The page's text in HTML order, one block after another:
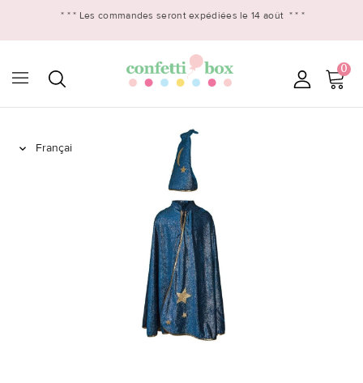
* * * Les commandes seront expédiées le 14 août * * *
0
